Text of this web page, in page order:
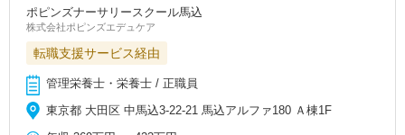
ポピンズナーサリースクール馬込
株式会社ポピンズエデュケア
転職支援サービス経由
管理栄養士・栄養士 / 正職員
東京都 大田区 中馬込3-22-21 馬込アルファ180 Ａ棟1F